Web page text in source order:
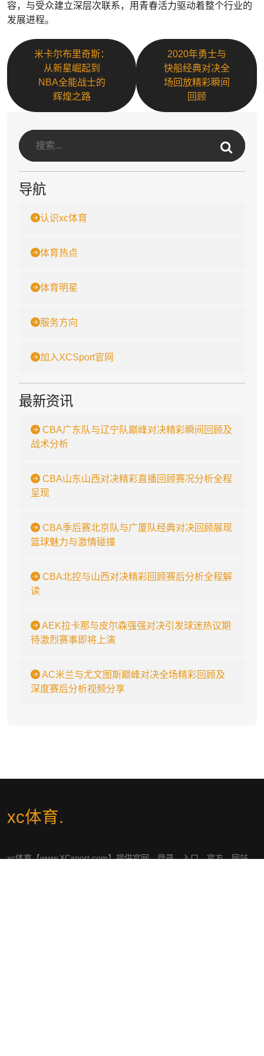
容，与受众建立深层次联系，用青春活力驱动着整个行业的
发展进程。
米卡尔布里奇斯：
从新星崛起到
NBA全能战士的
辉煌之路
2020年勇士与
快船经典对决全
场回放精彩瞬间
回顾
导航
认识xc体育
体育热点
体育明星
服务方向
加入XCSport官网
最新资讯
CBA广东队与辽宁队巅峰对决精彩瞬间回顾及
战术分析
CBA山东山西对决精彩直播回顾赛况分析全程
呈现
CBA季后赛北京队与广厦队经典对决回顾展现
篮球魅力与激情碰撞
CBA北控与山西对决精彩回顾赛后分析全程解
读
AEK拉卡那与皮尔森强强对决引发球迷热议期
待激烈赛事即将上演
AC米兰与尤文图斯巅峰对决全场精彩回顾及
深度赛后分析视频分享
xc体育.
xc体育【www.XCsport.com】提供官网、登录、入口、官方、网站、